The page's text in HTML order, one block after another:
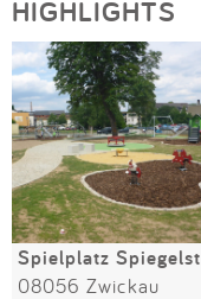
HIGHLIGHTS
08056 Zwickau